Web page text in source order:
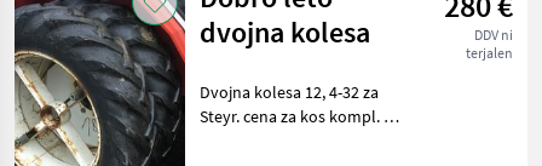
pnevmatike
/
dvojna kolesa
DDV ni
terjalen
Dvojna kolesa 12, 4-32 za
Steyr. cena za kos kompl. Z